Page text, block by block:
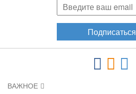
Подписаться
ВАЖНОЕ